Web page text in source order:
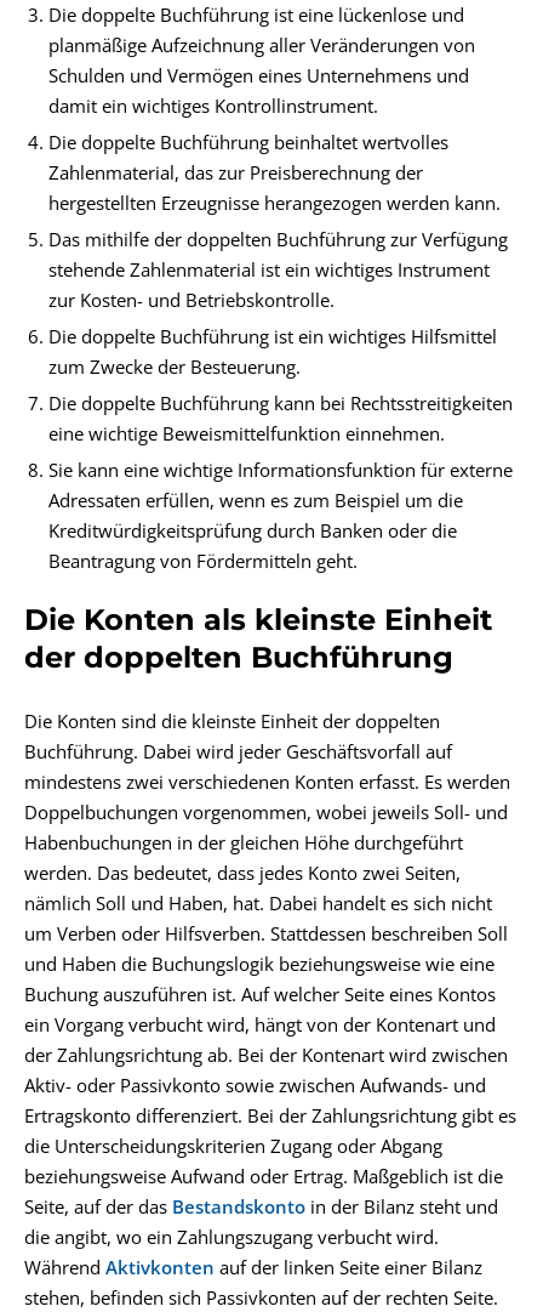
Die doppelte Buchführung ist eine lückenlose und
planmäßige Aufzeichnung aller Veränderungen von
Schulden und Vermögen eines Unternehmens und
damit ein wichtiges Kontrollinstrument.
Die doppelte Buchführung beinhaltet wertvolles
Zahlenmaterial, das zur Preisberechnung der
hergestellten Erzeugnisse herangezogen werden kann.
Das mithilfe der doppelten Buchführung zur Verfügung
stehende Zahlenmaterial ist ein wichtiges Instrument
zur Kosten- und Betriebskontrolle.
Die doppelte Buchführung ist ein wichtiges Hilfsmittel
zum Zwecke der Besteuerung.
Die doppelte Buchführung kann bei Rechtsstreitigkeiten
eine wichtige Beweismittelfunktion einnehmen.
Sie kann eine wichtige Informationsfunktion für externe
Adressaten erfüllen, wenn es zum Beispiel um die
Kreditwürdigkeitsprüfung durch Banken oder die
Beantragung von Fördermitteln geht.
Die Konten als kleinste Einheit
der doppelten Buchführung
Die Konten sind die kleinste Einheit der doppelten
Buchführung. Dabei wird jeder Geschäftsvorfall auf
mindestens zwei verschiedenen Konten erfasst. Es werden
Doppelbuchungen vorgenommen, wobei jeweils Soll- und
Habenbuchungen in der gleichen Höhe durchgeführt
werden. Das bedeutet, dass jedes Konto zwei Seiten,
nämlich Soll und Haben, hat. Dabei handelt es sich nicht
um Verben oder Hilfsverben. Stattdessen beschreiben Soll
und Haben die Buchungslogik beziehungsweise wie eine
Buchung auszuführen ist. Auf welcher Seite eines Kontos
ein Vorgang verbucht wird, hängt von der Kontenart und
der Zahlungsrichtung ab. Bei der Kontenart wird zwischen
Aktiv- oder Passivkonto sowie zwischen Aufwands- und
Ertragskonto differenziert. Bei der Zahlungsrichtung gibt es
die Unterscheidungskriterien Zugang oder Abgang
beziehungsweise Aufwand oder Ertrag. Maßgeblich ist die
Seite, auf der das Bestandskonto in der Bilanz steht und
die angibt, wo ein Zahlungszugang verbucht wird.
Während Aktivkonten auf der linken Seite einer Bilanz
stehen, befinden sich Passivkonten auf der rechten Seite.